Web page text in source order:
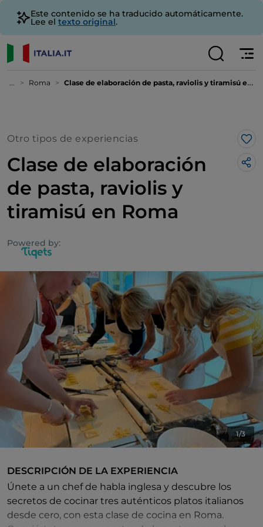
Este contenido se ha traducido automáticamente.
Lee el texto original.
... Roma Clase de elaboración de pasta, raviolis y tiramisú en Roma
Otro tipos de experiencias
Clase de elaboración
de pasta, raviolis y
tiramisú en Roma
Powered by:
Me
1/3
DESCRIPCIÓN DE LA EXPERIENCIA
Únete a un chef de habla inglesa y descubre los
secretos de cocinar tres auténticos platos italianos
desde cero, con esta clase de cocina en Roma.